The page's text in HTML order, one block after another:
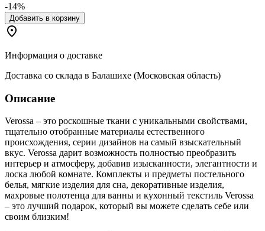
-14%
Добавить в корзину
Информация о доставке
Доставка со склада в Балашихе (Московская область)
Описание
Verossa – это роскошные ткани с уникальными свойствами,
тщательно отобранные материалы естественного
происхождения, серии дизайнов на самый взыскательный
вкус. Verossa дарит возможность полностью преобразить
интерьер и атмосферу, добавив изысканности, элегантности и
лоска любой комнате. Комплекты и предметы постельного
белья, мягкие изделия для сна, декоративные изделия,
махровые полотенца для ванны и кухонный текстиль Verossa
– это лучший подарок, который вы можете сделать себе или
своим близким!